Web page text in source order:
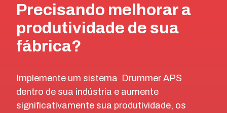
Precisando melhorar a
produtividade de sua
fábrica?
Implemente um sistema Drummer APS
dentro de sua indústria e aumente
significativamente sua produtividade, os